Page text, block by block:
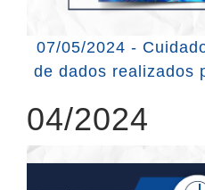
07/05/2024 -
de dados realizados
04/2024